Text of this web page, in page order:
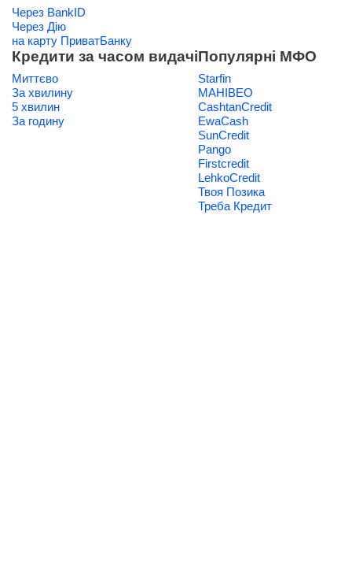
Через BankID
Через Дію
на карту ПриватБанку
Кредити за часом видачі
Миттєво
За хвилину
5 хвилин
За годину
Популярні МФО
Starfin
МАНІВЕО
CashtanCredit
EwaCash
SunCredit
Pango
Firstcredit
LehkoCredit
Твоя Позика
Треба Кредит